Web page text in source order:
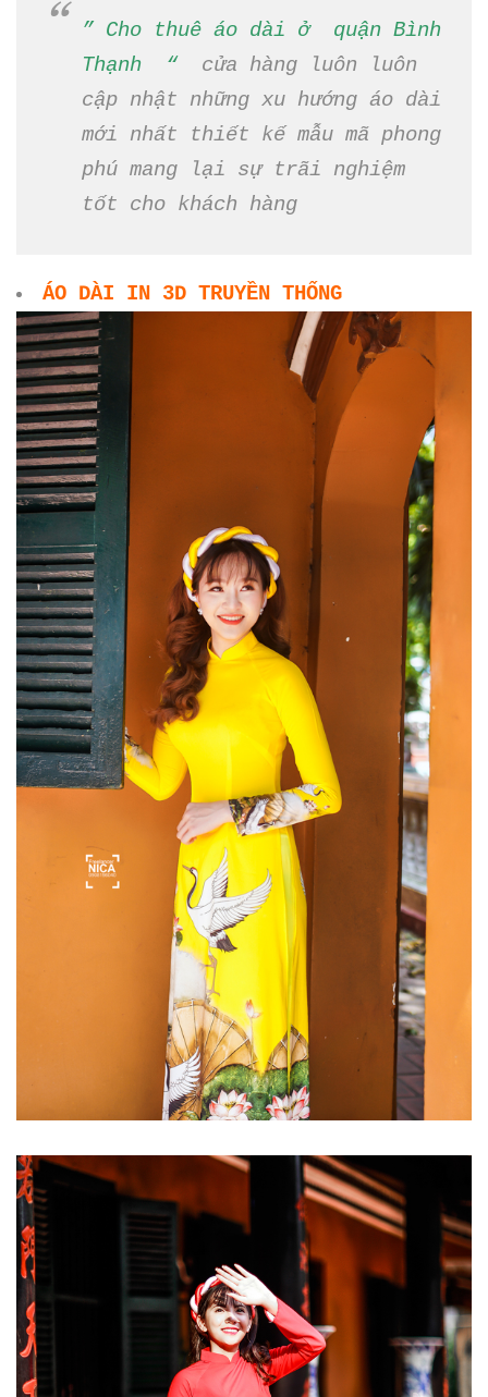
” Cho thuê áo dài ở quận Bình
Thạnh “cửa hàng luôn luôn
cập nhật những xu hướng áo dài
mới nhất thiết kế mẫu mã phong
phú mang lại sự trãi nghiệm
tốt cho khách hàng
ÁO DÀI IN 3D TRUYỀN THỐNG